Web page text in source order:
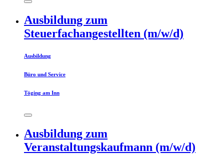
Ausbildung zum
Steuerfachangestellten (m/w/d)
Ausbildung
Büro und Service
Töging am Inn
Ausbildung zum
Veranstaltungskaufmann (m/w/d)